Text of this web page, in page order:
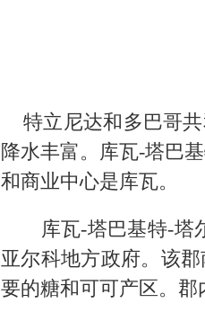
特立尼达和多巴哥共
降水丰富。库瓦-塔巴
和商业中心是库瓦。
库瓦-塔巴基特-塔
亚尔科地方政府。该
要的糖和可可产区。郡